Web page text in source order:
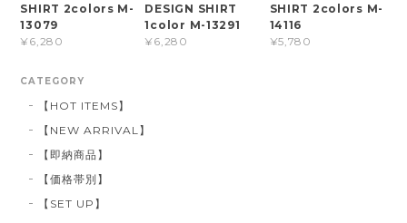
SHIRT 2colors M-
13079
¥6,280
DESIGN SHIRT
1color M-13291
¥6,280
SHIRT 2colors M-
14116
¥5,780
CATEGORY
【HOT ITEMS】
【NEW ARRIVAL】
【即納商品】
【価格帯別】
【SET UP】